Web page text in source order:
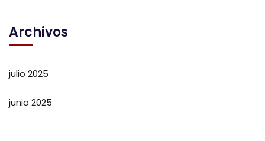
Archivos
julio 2025
junio 2025